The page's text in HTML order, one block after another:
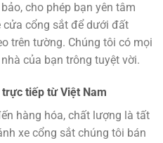
cho phép bạn yên tâm
cửa cổng sắt để dưới đất
trên tường. Chúng tôi có mọi
của bạn trông tuyệt vời.
tiếp từ Việt Nam
hàng hóa, chất lượng là tất
xe cổng sắt chúng tôi bán